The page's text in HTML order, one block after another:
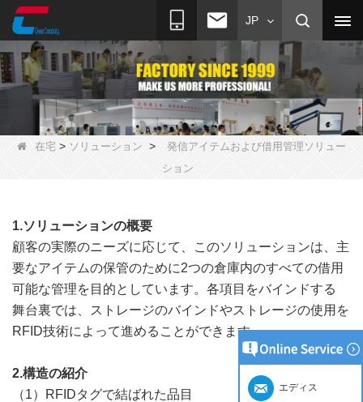
JP
在宅 > ソリューション >
発信アイテムおよび借用管理ソリュー
ション
1.ソリューションの概要
顧客の実際のニーズに応じて、このソリューションは、主
要なアイテムの保管のために2つの倉庫内のすべての借用
可能な管理を目的としています。各項目をバインドする
舞台裏では、ストレージのバインドやストレージの使用を
RFID技術によって進めることができます。
2.構造の紹介
（1）RFIDタグで結ばれた品目
エディス